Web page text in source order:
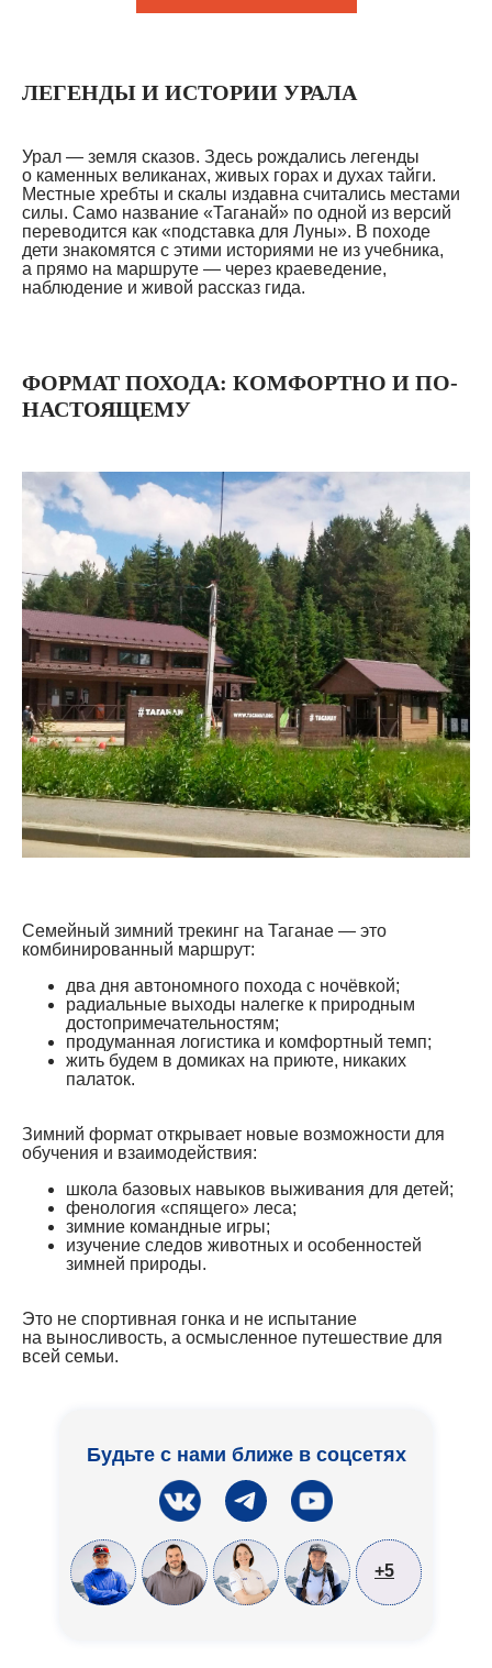
ЛЕГЕНДЫ И ИСТОРИИ УРАЛА
Урал — земля сказов. Здесь рождались легенды
о каменных великанах, живых горах и духах тайги.
Местные хребты и скалы издавна считались местами
силы. Само название «Таганай» по одной из версий
переводится как «подставка для Луны». В походе
дети знакомятся с этими историями не из учебника,
а прямо на маршруте — через краеведение,
наблюдение и живой рассказ гида.
ФОРМАТ ПОХОДА: КОМФОРТНО И ПО-
НАСТОЯЩЕМУ
Семейный зимний трекинг на Таганае — это
комбинированный маршрут:
два дня автономного похода с ночёвкой;
радиальные выходы налегке к природным
достопримечательностям;
продуманная логистика и комфортный темп;
жить будем в домиках на приюте, никаких
палаток.
Зимний формат открывает новые возможности для
обучения и взаимодействия:
школа базовых навыков выживания для детей;
фенология «спящего» леса;
зимние командные игры;
изучение следов животных и особенностей
зимней природы.
Это не спортивная гонка и не испытание
на выносливость, а осмысленное путешествие для
всей семьи.
Будьте с нами ближе в соцсетях
+5